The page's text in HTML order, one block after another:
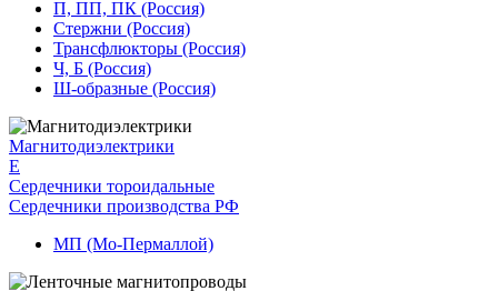
П, ПП, ПК (Россия)
Стержни (Россия)
Трансфлюкторы (Россия)
Ч, Б (Россия)
Ш-образные (Россия)
Магнитодиэлектрики
E
Сердечники тороидальные
Сердечники производства РФ
МП (Мо-Пермаллой)